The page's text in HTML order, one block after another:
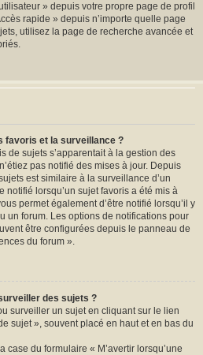
» depuis votre propre page de profil
rapide » depuis n’importe quelle page
utilisez la page de recherche avancée et
favoris et la surveillance ?
de sujets s’apparentait à la gestion des
pas notifié des mises à jour. Depuis
est similaire à la surveillance d’un
notifié lorsqu’un sujet favoris a été mis à
permet également d’être notifié lorsqu’il y
un forum. Les options de notifications pour
être configurées depuis le panneau de
du forum ».
des sujets ?
surveiller un sujet en cliquant sur le lien
sujet », souvent placé en haut et en bas du
case du formulaire « M’avertir lorsqu’une